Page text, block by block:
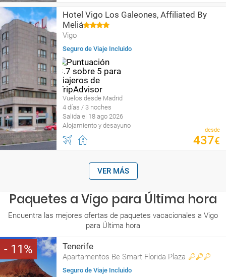
Hotel Vigo Los Galeones, Affiliated By
Meliá
Vigo
Seguro de Viaje Incluido
Vuelos desde Madrid
4 días / 3 noches
Salida el 18 ago 2026
Alojamiento y desayuno
desde
437€
VER MÁS
Paquetes a Vigo para Última hora
Encuentra las mejores ofertas de paquetes vacacionales a Vigo
para Última hora
11 Tenerife
Apartamentos Be Smart Florida Plaza
Seguro de Viaje Incluido